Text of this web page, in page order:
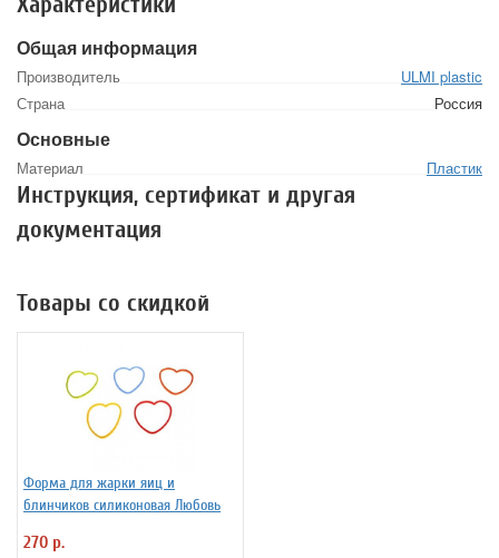
Общая информация
Производитель
ULMI plastic
Страна
Россия
Основные
Материал Пластик
Инструкция, сертификат и другая
документация
Товары со скидкой
Форма для жарки яиц и
блинчиков силиконовая Любовь
270 р.